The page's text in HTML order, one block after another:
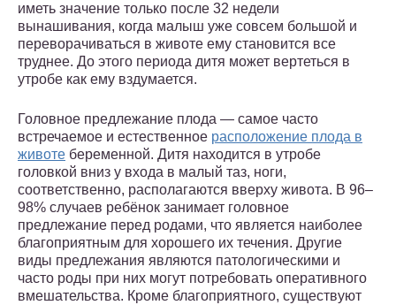
иметь значение только после 32 недели
вынашивания, когда малыш уже совсем большой и
переворачиваться в животе ему становится все
труднее. До этого периода дитя может вертеться в
утробе как ему вздумается.
Головное предлежание плода — самое часто
встречаемое и естественное расположение плода в
животе беременной. Дитя находится в утробе
головкой вниз у входа в малый таз, ноги,
соответственно, располагаются вверху живота. В 96–
98% случаев ребёнок занимает головное
предлежание перед родами, что является наиболее
благоприятным для хорошего их течения. Другие
виды предлежания являются патологическими и
часто роды при них могут потребовать оперативного
вмешательства. Кроме благоприятного, существуют